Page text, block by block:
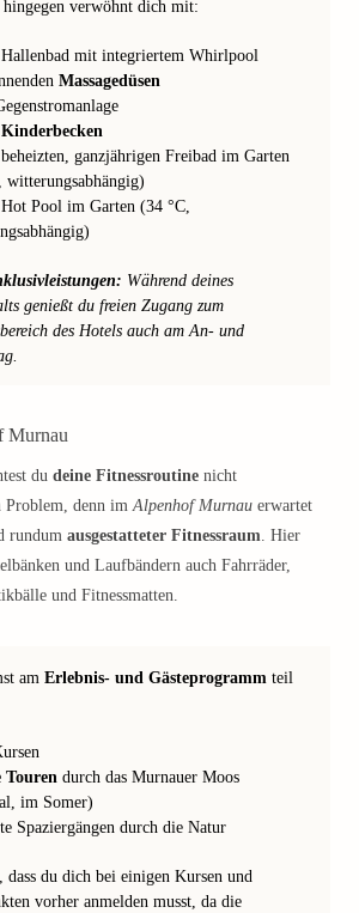
hingegen verwöhnt dich mit:
mit integriertem Whirlpool
Massagedüsen
Kinderbecken
ganzjährigen Freibad im Garten
witterungsabhängig)
Pool im Garten (34 °C,
Während deines
genießt du freien Zugang zum
des Hotels auch am An- und
Murnau
du deine Fitnessroutine nicht
Problem, denn imAlpenhof Murnau erwartet
rundum ausgestatteter Fitnessraum. Hier
und Laufbändern auch Fahrräder,
und Fitnessmatten.
am Erlebnis- und Gästeprogramm teil
Touren durch das Murnauer Moos
im Somer)
Spaziergängen durch die Natur
, dass du dich bei einigen Kursen und
vorher anmelden musst, da die